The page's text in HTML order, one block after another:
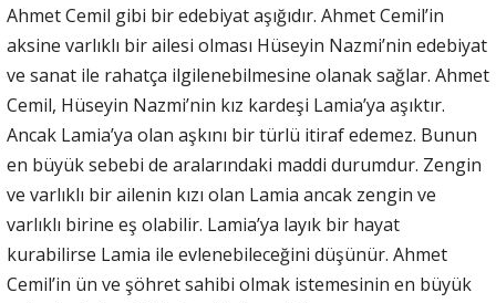
Ahmet Cemil gibi bir edebiyat aşığıdır. Ahmet Cemil’in
aksine varlıklı bir ailesi olması Hüseyin Nazmi’nin edebiyat
ve sanat ile rahatça ilgilenebilmesine olanak sağlar. Ahmet
Cemil, Hüseyin Nazmi’nin kız kardeşi Lamia’ya aşıktır.
Ancak Lamia’ya olan aşkını bir türlü itiraf edemez. Bunun
en büyük sebebi de aralarındaki maddi durumdur. Zengin
ve varlıklı bir ailenin kızı olan Lamia ancak zengin ve
varlıklı birine eş olabilir. Lamia’ya layık bir hayat
kurabilirse Lamia ile evlenebileceğini düşünür. Ahmet
Cemil’in ün ve şöhret sahibi olmak istemesinin en büyük